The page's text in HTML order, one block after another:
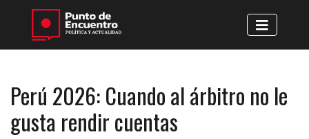
Perú 2026: Cuando al árbitro no le
gusta rendir cuentas